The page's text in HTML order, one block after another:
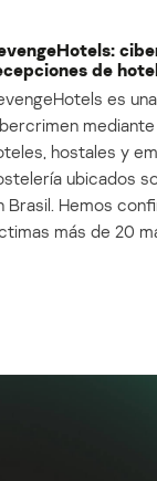
de
es
hostales y
ubicados
Brasil. Hemos
más de 20